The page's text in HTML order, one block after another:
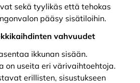
sekä tyylikäs että tehokas
pääsy sisätiloihin.
vahvuudet
ikkunan sisään.
on useita eri värivaihtoehtoja.
erillisten, sisustukseen